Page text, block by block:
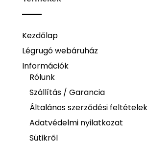
Kezdőlap
Légrugó webáruház
Információk
Rólunk
Szállítás / Garancia
Általános szerződési feltételek
Adatvédelmi nyilatkozat
Sütikről